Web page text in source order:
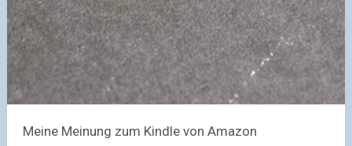
Meine Meinung zum Kindle von Amazon